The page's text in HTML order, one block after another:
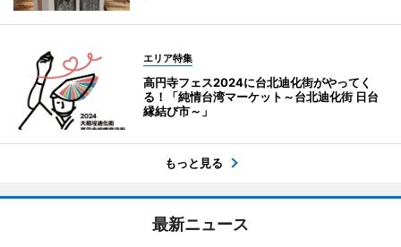
エリア特集
高円寺フェス2024に台北迪化街がやってく
る！「純情台湾マーケット～台北迪化街 日台
縁結び市～」
もっと見る
最新ニュース